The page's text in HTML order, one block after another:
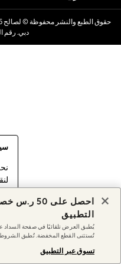
Dresses
Occasionwear
Sets & Outfits
Sun Hats & Caps
Holiday Shop
Travel Styles
Dresses
Occasionwear
Linen Collection
Tops & T-Shirts
دبي. رقم
احصل على
التطبيق
تُستثنى القطع المخفضة. تُطبق الشروط
تسوق عبر التطبيق